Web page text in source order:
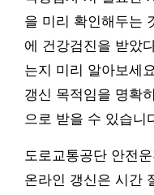
을 미리 확인해두는
에 건강검진을 받았
는지 미리 알아보세
갱신 목적임을 명확
으로 받을 수 있습니
도로교통공단 안전
온라인 갱신은 시간